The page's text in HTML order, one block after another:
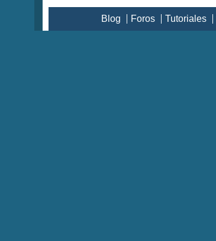
Blog Foros Tutoriales